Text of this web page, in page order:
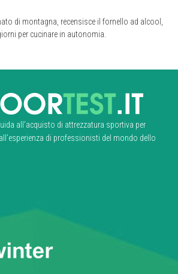
di montagna, recensisce il fornello ad alcool,
per cucinare in autonomia.
all’acquisto di attrezzatura sportiva per
di professionisti del mondo dello